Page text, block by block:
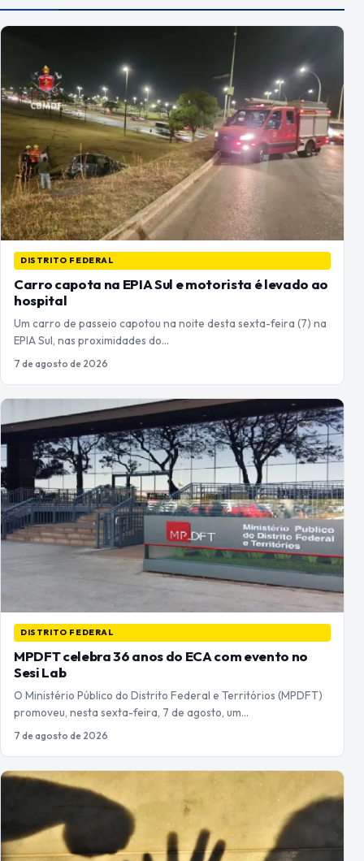
DISTRITO FEDERAL
Carro capota na EPIA Sul e motorista é levado ao
hospital
Um carro de passeio capotou na noite desta sexta-feira (7) na
EPIA Sul, nas proximidades do…
7 de agosto de 2026
DISTRITO FEDERAL
MPDFT celebra 36 anos do ECA com evento no
Sesi Lab
O Ministério Público do Distrito Federal e Territórios (MPDFT)
promoveu, nesta sexta-feira, 7 de agosto, um…
7 de agosto de 2026